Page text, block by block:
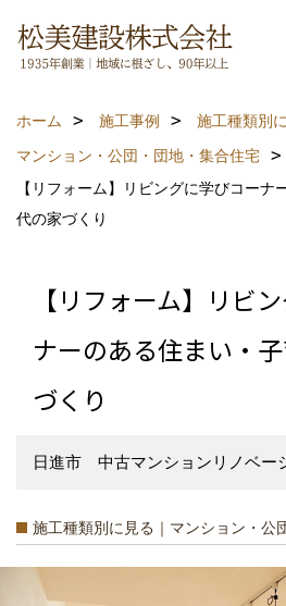
ホーム 施工事例
施工種類別
マンション・公団・団地・集合住宅
【リフォーム】リビングに学びコーナ
代の家づくり
【リフォーム】リビ
ナーのある住まい・
づくり
日進市 中古マンションリノベー
施工種類別に見る｜マンション・公